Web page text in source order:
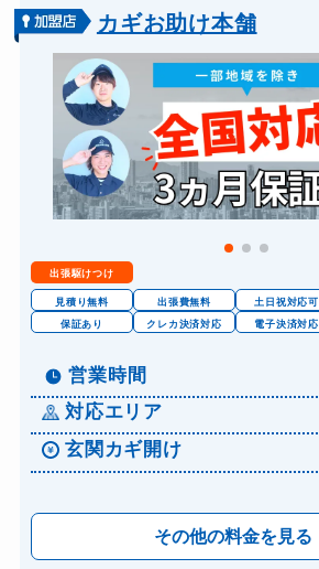
車カギ開け
バイクカギ開け
スーツケースカギ開け
金庫カギ開け
ロッカーカギ開け
カギお助け本舗
出張駆けつけ
見積り無料 出張費無料 土日祝対応可
保証あり
クレカ決済対応 電子決済対応
営業時間
対応エリア
玄関カギ開け
その他の料金を見る